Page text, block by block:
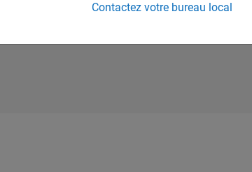
Contactez votre bureau local